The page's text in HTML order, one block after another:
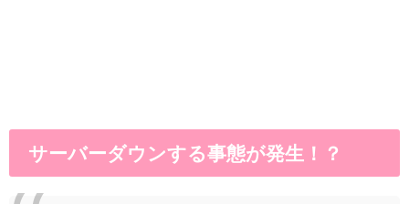
サーバーダウンする事態が発生！？